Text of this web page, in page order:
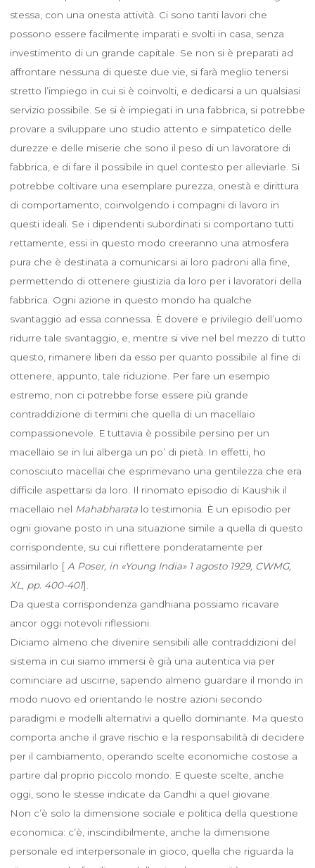
stessa, con una onesta attività. Ci sono tanti lavori che
possono essere facilmente imparati e svolti in casa, senza
investimento di un grande capitale. Se non si è preparati ad
affrontare nessuna di queste due vie, si farà meglio tenersi
stretto l’impiego in cui si è coinvolti, e dedicarsi a un qualsiasi
servizio possibile. Se si è impiegati in una fabbrica, si potrebbe
provare a sviluppare uno studio attento e simpatetico delle
durezze e delle miserie che sono il peso di un lavoratore di
fabbrica, e di fare il possibile in quel contesto per alleviarle. Si
potrebbe coltivare una esemplare purezza, onestà e dirittura
di comportamento, coinvolgendo i compagni di lavoro in
questi ideali. Se i dipendenti subordinati si comportano tutti
rettamente, essi in questo modo creeranno una atmosfera
pura che è destinata a comunicarsi ai loro padroni alla fine,
permettendo di ottenere giustizia da loro per i lavoratori della
fabbrica. Ogni azione in questo mondo ha qualche
svantaggio ad essa connessa. È dovere e privilegio dell’uomo
ridurre tale svantaggio, e, mentre si vive nel bel mezzo di tutto
questo, rimanere liberi da esso per quanto possibile al fine di
ottenere, appunto, tale riduzione. Per fare un esempio
estremo, non ci potrebbe forse essere più grande
contraddizione di termini che quella di un macellaio
compassionevole. E tuttavia è possibile persino per un
macellaio se in lui alberga un po’ di pietà. In effetti, ho
conosciuto macellai che esprimevano una gentilezza che era
difficile aspettarsi da loro. Il rinomato episodio di Kaushik il
macellaio nel Mahabharatalo testimonia. È un episodio per
ogni giovane posto in una situazione simile a quella di questo
corrispondente, su cui riflettere ponderatamente per
assimilarlo [A Poser, in «Young India» 1 agosto 1929, CWMG,
XL, pp. 400-401].
Da questa corrispondenza gandhiana possiamo ricavare
ancor oggi notevoli riflessioni.
Diciamo almeno che divenire sensibili alle contraddizioni del
sistema in cui siamo immersi è già una autentica via per
cominciare ad uscirne, sapendo almeno guardare il mondo in
modo nuovo ed orientando le nostre azioni secondo
paradigmi e modelli alternativi a quello dominante. Ma questo
comporta anche il grave rischio e la responsabilità di decidere
per il cambiamento, operando scelte economiche costose a
partire dal proprio piccolo mondo. E queste scelte, anche
oggi, sono le stesse indicate da Gandhi a quel giovane.
Non c’è solo la dimensione sociale e politica della questione
economica: c’è, inscindibilmente, anche la dimensione
personale ed interpersonale in gioco, quella che riguarda la